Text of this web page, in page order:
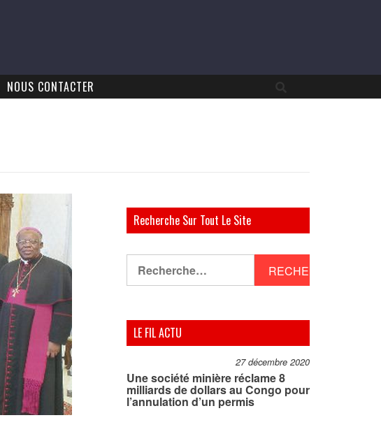
NOUS CONTACTER
Recherche Sur Tout Le Site
LE FIL ACTU
27 décembre 2020
Une société minière réclame 8
milliards de dollars au Congo pour
l’annulation d’un permis